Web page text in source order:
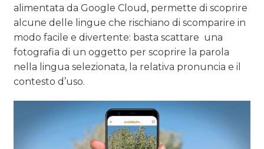
alimentata da Google Cloud, permette di scoprire
alcune delle lingue che rischiano di scomparire in
modo facile e divertente: basta scattare una
fotografia di un oggetto per scoprire la parola
nella lingua selezionata, la relativa pronuncia e il
contesto d’uso.